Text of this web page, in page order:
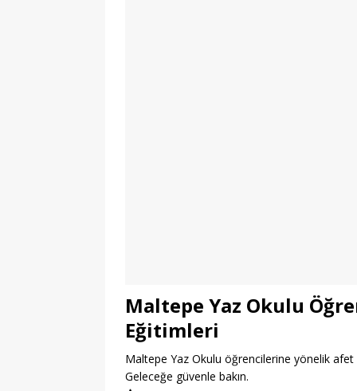
Maltepe Yaz Okulu
Eğitimleri
Maltepe Yaz Okulu öğrencilerine yönelik afet
Geleceğe güvenle bakın.